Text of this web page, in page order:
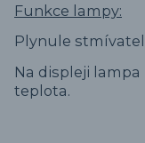
Funkce lampy:
Plynule
Na displeji
teplota.